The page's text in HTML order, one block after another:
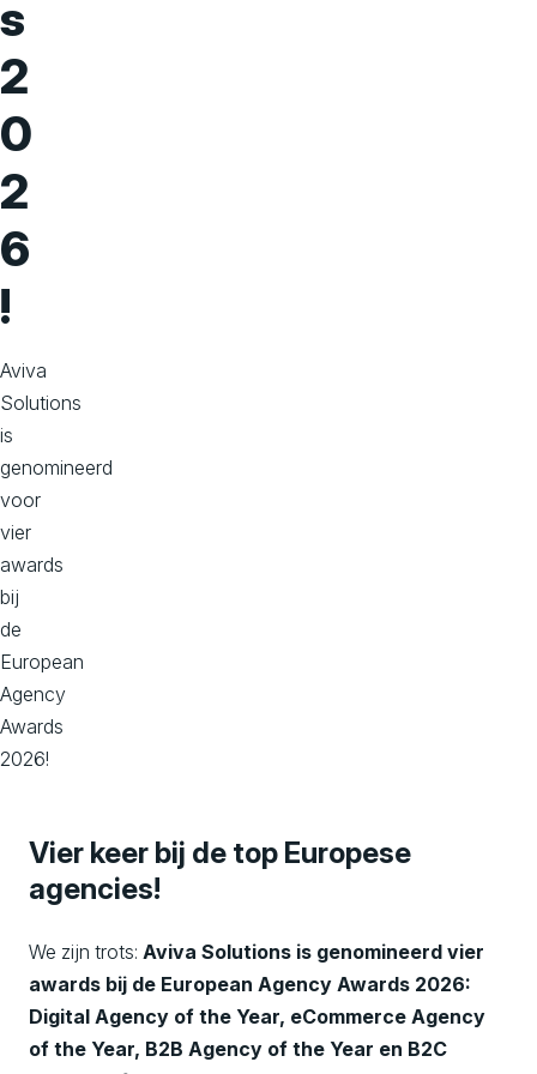
s
2
0
2
6
!
Aviva
Solutions
is
genomineerd
voor
vier
awards
bij
de
European
Agency
Awards
2026!
Vier keer bij de top Europese
agencies!
We zijn trots: Aviva Solutions is genomineerd vier
awards bij de European Agency Awards 2026:
Digital Agency of the Year, eCommerce Agency
of the Year, B2B Agency of the Year en B2C